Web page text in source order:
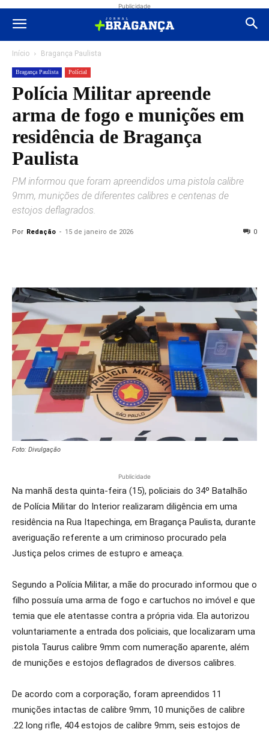
Publicidade
Início Bragança Paulista
Bragança Paulista Polícial
Polícia Militar apreende
arma de fogo e munições em
residência de Bragança
Paulista
PM informou que foram apreendidos uma pistola calibre
9mm, munições de diferentes calibres e centenas de
estojos deflagrados.
Por Redação - 15 de janeiro de 2026 0
Foto: Divulgação
Publicidade
Na manhã desta quinta-feira (15), policiais do 34º Batalhão
de Polícia Militar do Interior realizaram diligência em uma
residência na Rua Itapechinga, em Bragança Paulista, durante
averiguação referente a um criminoso procurado pela
Justiça pelos crimes de estupro e ameaça.
Segundo a Polícia Militar, a mãe do procurado informou que o
filho possuía uma arma de fogo e cartuchos no imóvel e que
temia que ele atentasse contra a própria vida. Ela autorizou
voluntariamente a entrada dos policiais, que localizaram uma
pistola Taurus calibre 9mm com numeração aparente, além
de munições e estojos deflagrados de diversos calibres.
De acordo com a corporação, foram apreendidos 11
munições intactas de calibre 9mm, 10 munições de calibre
.22 long rifle, 404 estojos de calibre 9mm, seis estojos de